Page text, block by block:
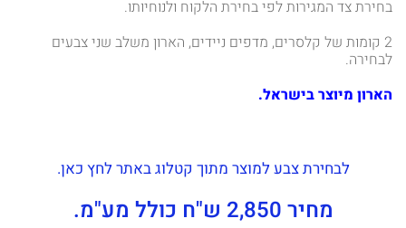
בחירת צד המגירות לפי בחירת הלקוח ולנוחיותו.
2 קומות של קלסרים, מדפים ניידים, הארון משלב שני צבעים
לבחירה.
הארון מיוצר בישראל.
לבחירת צבע למוצר מתוך קטלוג באתר לחץ כאן.
מחיר 2,850 ש"ח כולל מע"מ.